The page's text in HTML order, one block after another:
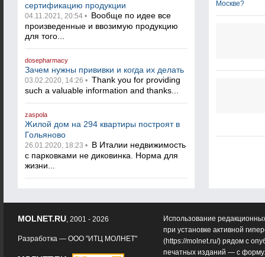
сертификацию продукции
04.11.2021, 20:54 • Вообще по идее все
произведенные и ввозимую продукцию
для того...
dosepharmacy
Зачем нужны прививки и когда их делать
03.02.2020, 14:26 • Thank you for providing
such a valuable information and thanks...
zaspola
Жилой дом на 294 квартиры построят в
Гольяново
26.01.2020, 18:23 • В Италии недвижимость
с парковками не диковинка. Норма для
жизни...
Использование
при установке активной
(https://molnet.ru/) рядом с
печатных изданий — с
MOLNET.RU, 2001 - 2026
Разработка — ООО "ИТЦ МОЛНЕТ"